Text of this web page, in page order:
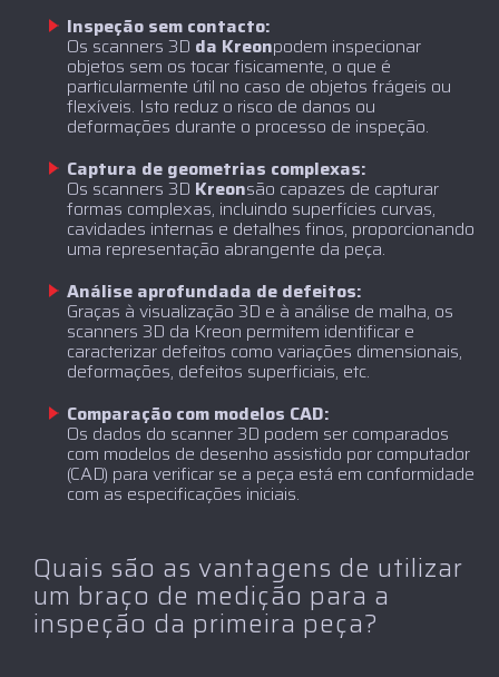
Inspeção sem contacto:
‍Os scanners 3D da Kreonpodem inspecionar
objetos sem os tocar fisicamente, o que é
particularmente útil no caso de objetos frágeis ou
flexíveis. Isto reduz o risco de danos ou
deformações durante o processo de inspeção.
Captura de geometrias complexas:
‍Os scanners 3D Kreonsão capazes de capturar
formas complexas, incluindo superfícies curvas,
cavidades internas e detalhes finos, proporcionando
uma representação abrangente da peça.
Análise aprofundada de defeitos:
Graças à visualização 3D e à análise de malha, os
scanners 3D da Kreon permitem identificar e
caracterizar defeitos como variações dimensionais,
deformações, defeitos superficiais, etc.
Comparação com modelos CAD:
Os dados do scanner 3D podem ser comparados
com modelos de desenho assistido por computador
(CAD) para verificar se a peça está em conformidade
com as especificações iniciais.
Quais são as vantagens de utilizar
um braço de medição para a
inspeção da primeira peça?